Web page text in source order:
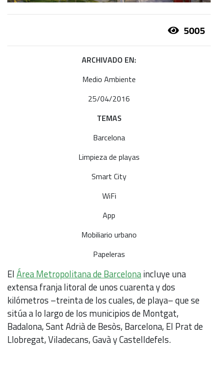
5005
ARCHIVADO EN:
Medio Ambiente
25/04/2016
TEMAS
Barcelona
Limpieza de playas
Smart City
WiFi
App
Mobiliario urbano
Papeleras
ElÁrea Metropolitana de Barcelonaincluye una
extensa franja litoral de unos cuarenta y dos
kilómetros –treinta de los cuales, de playa– que se
sitúa a lo largo de los municipios de Montgat,
Badalona, Sant Adrià de Besòs, Barcelona, El Prat de
Llobregat, Viladecans, Gavà y Castelldefels.